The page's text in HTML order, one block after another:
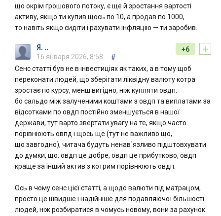
що окрім грошового потоку, є ще й зростання вартості
активу, якщо ти купив щось по 10, а продав по 1000,
то навіть якщо сидіти і рахувати інфляцію — ти заробив.
+
+6
Я. ..
16 января 2026, 8:58
#
Сенс статті був не в інвестиціях як таких, а в тому щоб
переконати людей, що зберігати ліквідну валюту котра
зростає по курсу, менш вигідно, ніж купляти овдп,
бо сальдо між залученими коштами з овдп та виплатами за
відсотками по овдп постійно зменшується в нашої
держави, тут варто звертати увагу на те, якщо часто
порівнюють овпд і щось ще (тут не важливо що,
що завгодно), читача будуть ненав`язливо підштовхувати
до думки, що: овдп це добре, овдп це прибутково, овдп
краще за інший актив з котрим порівнюють овдп.
Ось в чому сенс цієї статті, а щодо валюти під матрацом,
просто це швидше і надійніше для подавляючої більшості
людей, ніж розбиратися в чомусь новому, вони за рахунок